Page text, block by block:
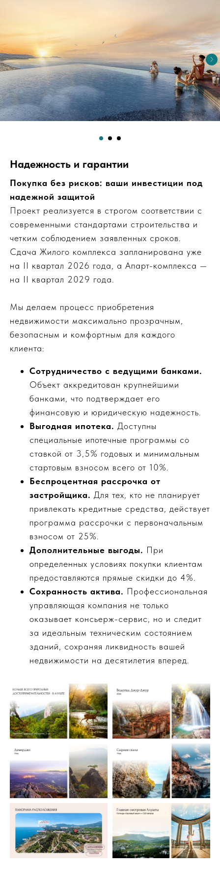
Надежность и гарантии
Покупка без рисков: ваши инвестиции под
надежной защитой
Проект реализуется в строгом соответствии с
современными стандартами строительства и
четким соблюдением заявленных сроков.
Сдача Жилого комплекса запланирована уже
на II квартал 2026 года, а Апарт-комплекса —
на II квартал 2029 года.
Мы делаем процесс приобретения
недвижимости максимально прозрачным,
безопасным и комфортным для каждого
клиента:
Сотрудничество с ведущими банками.
Объект аккредитован крупнейшими
банками, что подтверждает его
финансовую и юридическую надежность.
Выгодная ипотека. Доступны
специальные ипотечные программы со
ставкой от 3,5% годовых и минимальным
стартовым взносом всего от 10%.
Беспроцентная рассрочка от
застройщика. Для тех, кто не планирует
привлекать кредитные средства, действует
программа рассрочки с первоначальным
взносом от 25%.
Дополнительные выгоды. При
определенных условиях покупки клиентам
предоставляются прямые скидки до 4%.
Сохранность актива. Профессиональная
управляющая компания не только
оказывает консьерж-сервис, но и следит
за идеальным техническим состоянием
зданий, сохраняя ликвидность вашей
недвижимости на десятилетия вперед.